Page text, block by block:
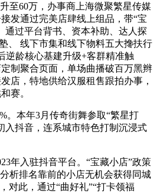
60万，办事商上海微聚繁星传媒
发通过完美店肆线上组品，带“宝
通过平台背书、资本补助、达人探
、 线下市集和线下物料五大搀扶行
逆龄核心基建升级+客群精准触
制聚合页面，单场曲播破百万黑辫
店，特地供给汉服租售跟拍办事，
赛。
本年3月传奇街舞参取“繁星打
入抖音，连系城市特色打制沉浸式
入驻抖音平台。“宝藏小店”政策
析排名靠前的小店无机会获得同城
对此，通过“曲好礼”“打卡领福